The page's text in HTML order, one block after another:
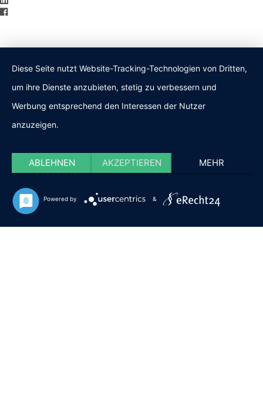
Diese Seite nutzt Website-Tracking-Technologien von Dritten,
um ihre Dienste anzubieten, stetig zu verbessern und
Werbung entsprechend den Interessen der Nutzer
anzuzeigen.
ABLEHNEN AKZEPTIEREN MEHR
Powered by &